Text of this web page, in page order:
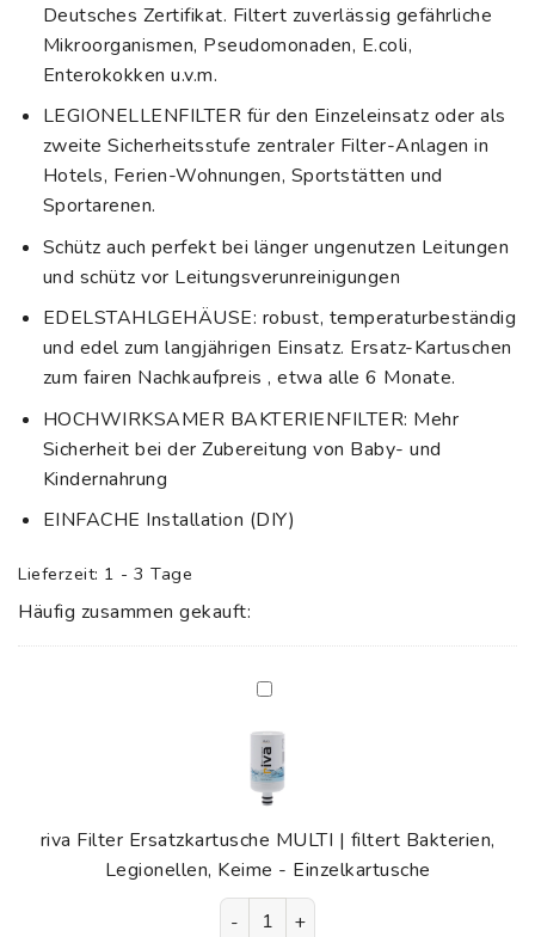
Deutsches Zertifikat. Filtert zuverlässig gefährliche
Mikroorganismen, Pseudomonaden, E.coli,
Enterokokken u.v.m.
LEGIONELLENFILTER für den Einzeleinsatz oder als
zweite Sicherheitsstufe zentraler Filter-Anlagen in
Hotels, Ferien-Wohnungen, Sportstätten und
Sportarenen.
Schütz auch perfekt bei länger ungenutzen Leitungen
und schütz vor Leitungsverunreinigungen
EDELSTAHLGEHÄUSE: robust, temperaturbeständig
und edel zum langjährigen Einsatz. Ersatz-Kartuschen
zum fairen Nachkaufpreis , etwa alle 6 Monate.
HOCHWIRKSAMER BAKTERIENFILTER: Mehr
Sicherheit bei der Zubereitung von Baby- und
Kindernahrung
EINFACHE Installation (DIY)
Lieferzeit: 1 - 3 Tage
Häufig zusammen gekauft:
riva
Ersatzkartusche
MULTI
filtert
Bakterien,
Legionellen,
Keime
riva Filter Ersatzkartusche MULTI | filtert Bakterien,
Legionellen, Keime - Einzelkartusche
riva Filter Ersatzkartusche MULTI